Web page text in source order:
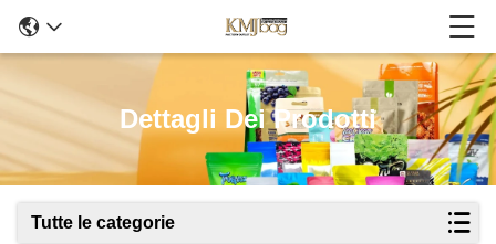
Dettagli Dei Prodotti
Tutte le categorie